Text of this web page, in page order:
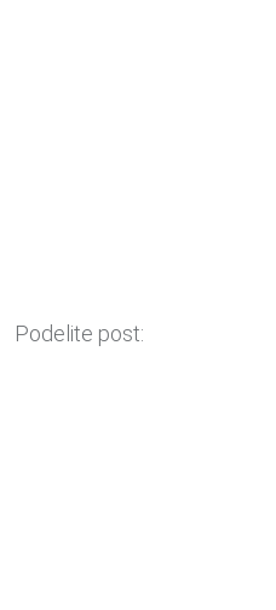
Podelite post: